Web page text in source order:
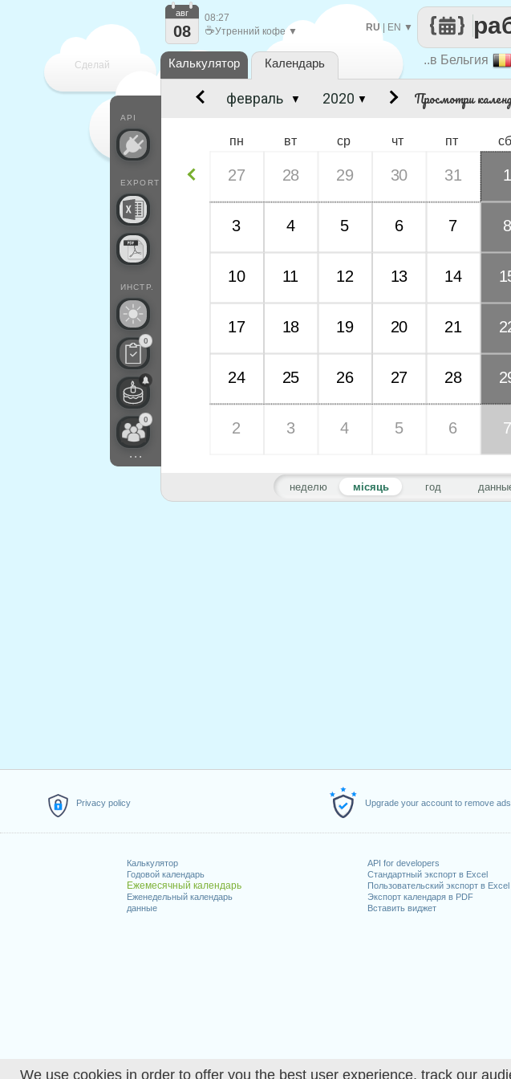
We use cookies in order to offer you the best user experience, track our
Privacy policy Upgrade your account to remove
Калькулятор
Годовой календарь
Ежемесячный календарь
Еженедельный календарь
данные
API for developers
Стандартный экспорт в Excel
Пользовательский экспорт в Excel
Экспорт календаря в PDF
Вставить виджет
Сделай ..в Бельгия
RU| EN ▼
API
EXPORT
ИНСТР.
0
0
...
авг
08
08:27
☕Утренний кофе ▼
Калькулятор Календарь
Просмотри
неделю місяць год
пн вт ср чт пт сб
27 28 29 30 31 1
3 4 5 6 7 8
10 11 12 13 14
17 18 19 20 21
24 25 26 27 28
2 3 4 5 6 7
▼ ▼